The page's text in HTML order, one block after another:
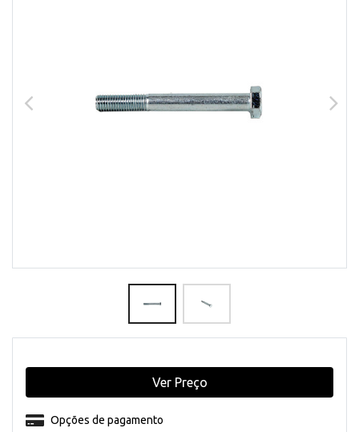
Opções de pagamento
Ver Preço